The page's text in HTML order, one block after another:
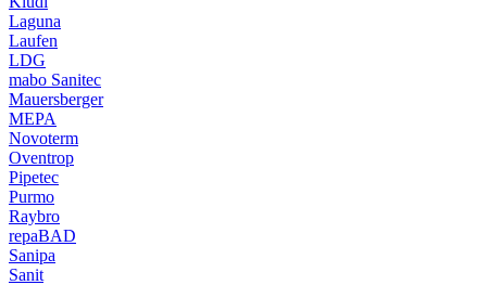
Laguna
Laufen
LDG
mabo Sanitec
Mauersberger
MEPA
Novoterm
Oventrop
Pipetec
Purmo
Raybro
repaBAD
Sanipa
Sanit